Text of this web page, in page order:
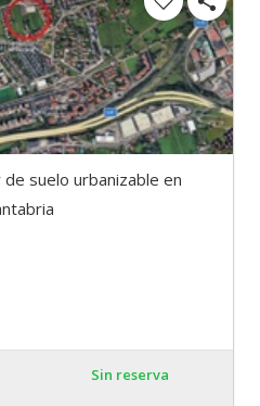
suelo urbanizable en
Sin reserva